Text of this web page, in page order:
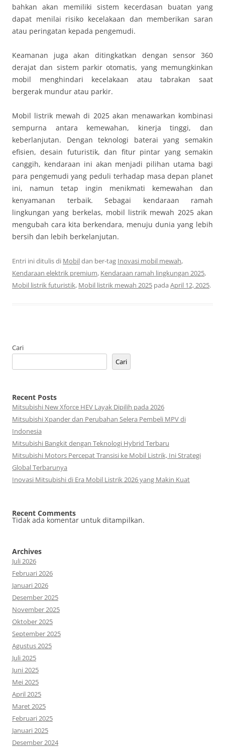
bahkan akan memiliki sistem kecerdasan buatan yang
dapat menilai risiko kecelakaan dan memberikan saran
atau peringatan kepada pengemudi.
Keamanan juga akan ditingkatkan dengan sensor 360
derajat dan sistem parkir otomatis, yang memungkinkan
mobil menghindari kecelakaan atau tabrakan saat
bergerak mundur atau parkir.
Mobil listrik mewah di 2025 akan menawarkan kombinasi
sempurna antara kemewahan, kinerja tinggi, dan
keberlanjutan. Dengan teknologi baterai yang semakin
efisien, desain futuristik, dan fitur pintar yang semakin
canggih, kendaraan ini akan menjadi pilihan utama bagi
para pengemudi yang peduli terhadap masa depan planet
ini, namun tetap ingin menikmati kemewahan dan
kenyamanan terbaik. Sebagai kendaraan ramah
lingkungan yang berkelas, mobil listrik mewah 2025 akan
mengubah cara kita berkendara, menuju dunia yang lebih
bersih dan lebih berkelanjutan.
Entri ini ditulis di Mobildan ber-tag Inovasi mobil mewah,
Kendaraan elektrik premium, Kendaraan ramah lingkungan 2025,
Mobil listrik futuristik, Mobil listrik mewah 2025 pada April 12, 2025.
Cari
Cari
Recent Posts
Mitsubishi New Xforce HEV Layak Dipilih pada 2026
Mitsubishi Xpander dan Perubahan Selera Pembeli MPV di
Indonesia
Mitsubishi Bangkit dengan Teknologi Hybrid Terbaru
Mitsubishi Motors Percepat Transisi ke Mobil Listrik, Ini Strategi
Global Terbarunya
Inovasi Mitsubishi di Era Mobil Listrik 2026 yang Makin Kuat
Recent Comments
Tidak ada komentar untuk ditampilkan.
Archives
Juli 2026
Februari 2026
Januari 2026
Desember 2025
November 2025
Oktober 2025
September 2025
Agustus 2025
Juli 2025
Juni 2025
Mei 2025
April 2025
Maret 2025
Februari 2025
Januari 2025
Desember 2024